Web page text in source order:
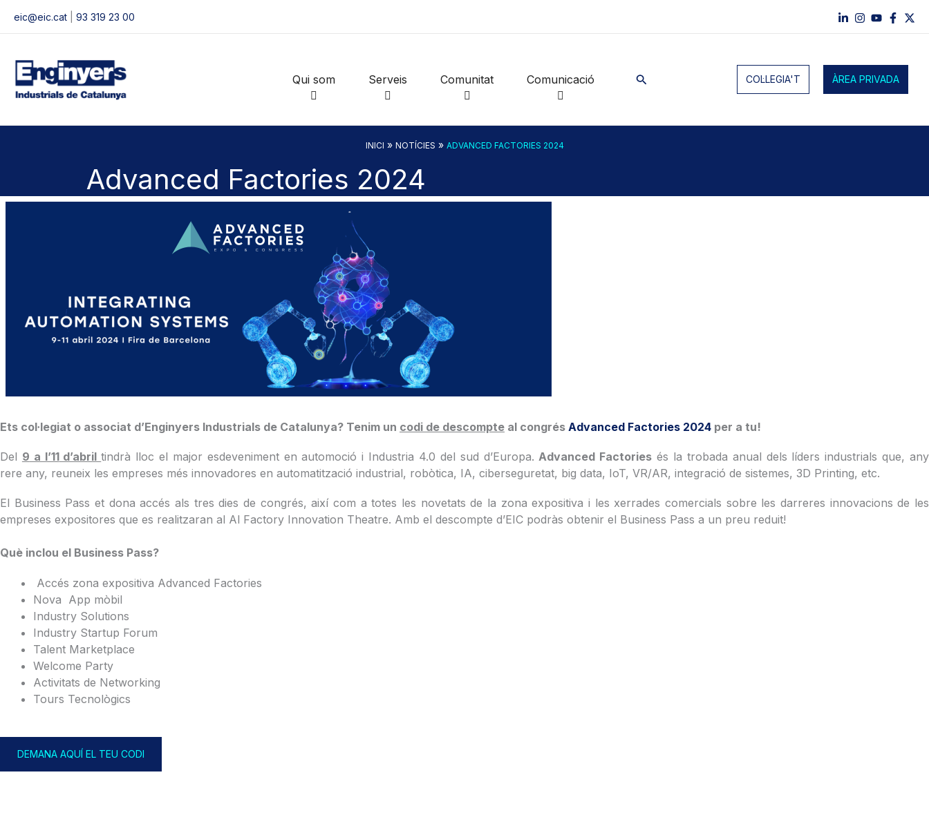
eic@eic.cat 93 319 23 00
Qui som Serveis Comunitat Comunicació Cerca COL·LEGIA'T ÀREA PRIVADA
INICI » NOTÍCIES » ADVANCED FACTORIES 2024
Advanced Factories 2024
Ets col·legiat o associat d’Enginyers Industrials de Catalunya? Tenim un codi de descompte al congrés Advanced Factories 2024 per a tu!
Del 9 a l’11d’abriltindrà lloc el major esdeveniment en automoció i Industria 4.0 del sud d’Europa.Advanced Factories és la trobada anual dels líders industrials que, any
rere any, reuneix les empreses més innovadores en automatització industrial, robòtica, IA, ciberseguretat, big data, IoT, VR/AR, integració de sistemes, 3D Printing, etc.
El Business Pass et dona accés als tres dies de congrés, així com a totes les novetats de la zona expositiva i les xerrades comercials sobre les darreres innovacions de les
empreses expositores que es realitzaran al Al Factory Innovation Theatre. Amb el descompte d’EIC podràs obtenir el Business Pass a un preu reduit!
Què inclou el Business Pass?
Accés zona expositiva Advanced Factories
Nova App mòbil
Industry Solutions
Industry Startup Forum
Talent Marketplace
Welcome Party
Activitats de Networking
Tours Tecnològics
DEMANA AQUÍ EL TEU CODI